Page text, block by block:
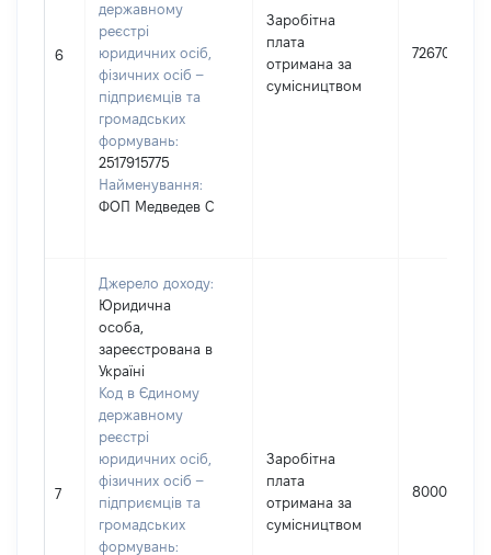
6
державному
реєстрі
юридичних осіб,
фізичних осіб –
підприємців та
громадських
формувань:
2517915775
Найменування:
ФОП Медведев С
Заробітна
плата
отримана за
сумісництвом
72670
7
Джерело доходу:
Юридична
особа,
зареєстрована в
Україні
Код в Єдиному
державному
реєстрі
юридичних осіб,
фізичних осіб –
підприємців та
громадських
формувань:
Заробітна
плата
отримана за
сумісництвом
8000